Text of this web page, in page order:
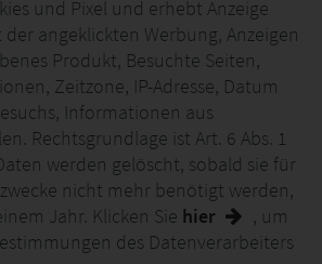
und Pixel und erhebt Anzeige
angeklickten Werbung, Anzeigen
Produkt, Besuchte Seiten,
Zeitzone, IP-Adresse, Datum
Informationen aus
Rechtsgrundlage ist Art. 6 Abs. 1
werden gelöscht, sobald sie für
nicht mehr benötigt werden,
Jahr. Klicken Sie hier
, um
des Datenverarbeiters